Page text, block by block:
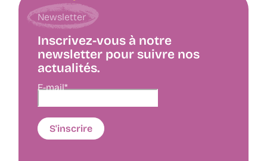
Newsletter
Inscrivez-vous à notre
newsletter pour suivre nos
actualités.
E-mail*